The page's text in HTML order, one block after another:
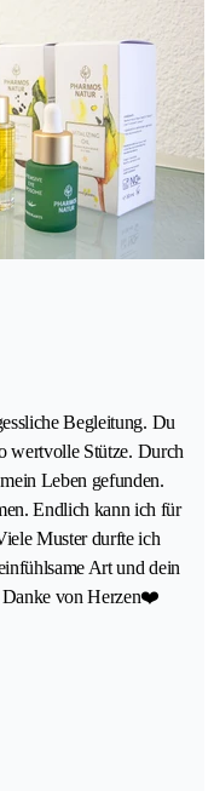
Begleitung. Du
wertvolle Stütze. Durch
Leben gefunden.
Endlich kann ich für
Muster durfte ich
Art und dein
Danke von Herzen❤️